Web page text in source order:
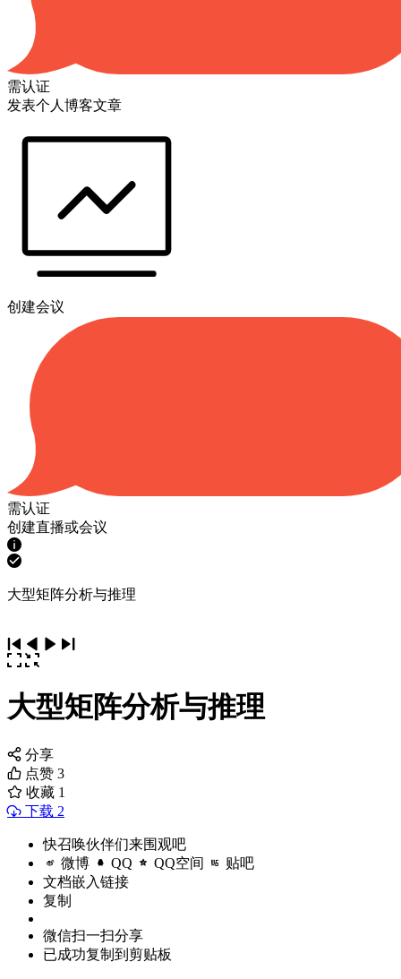
需认证
发表个人博客文章
创建会议
需认证
创建直播或会议
大型矩阵分析与推理
大型矩阵分析与推理
分享
点赞 3
收藏 1
下载 2
快召唤伙伴们来围观吧
微博 QQ QQ空间 贴吧
文档嵌入链接
复制
微信扫一扫分享
已成功复制到剪贴板